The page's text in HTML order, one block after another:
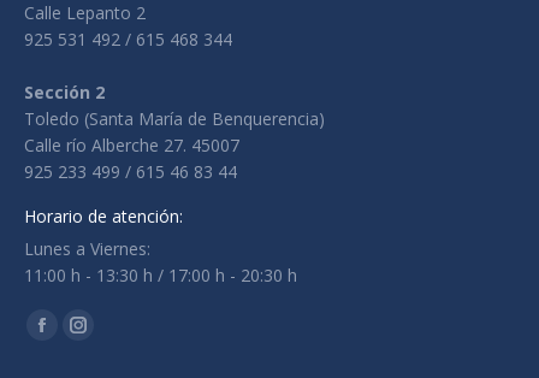
Calle Lepanto 2
925 531 492 / 615 468 344
Sección 2
Toledo (Santa María de Benquerencia)
Calle río Alberche 27. 45007
925 233 499 / 615 46 83 44
Horario de atención:
Lunes a Viernes:
11:00 h - 13:30 h / 17:00 h - 20:30 h
Encuéntranos en:
FacebookInstagram